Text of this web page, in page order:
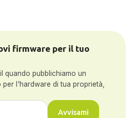
firmware per il tuo
quando pubblichiamo un
per l'hardware di tua proprietà,
Avvisami